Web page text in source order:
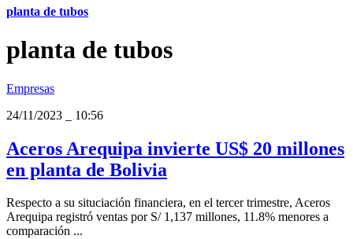
planta de tubos
planta de tubos
Empresas
24/11/2023
10:56
Aceros Arequipa invierte US$ 20 millones
en planta de Bolivia
Respecto a su situciación financiera, en el tercer trimestre, Aceros
Arequipa registró ventas por S/ 1,137 millones, 11.8% menores a
comparación ...